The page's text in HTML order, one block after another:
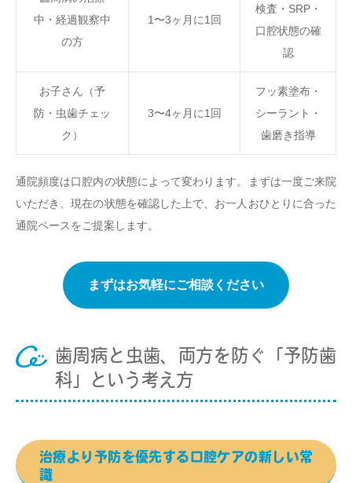
中・経過観察中
の方
1〜3ヶ月に1回
検査・SRP・
口腔状態の確
認
お子さん（予
防・虫歯チェッ
ク）
3〜4ヶ月に1回
フッ素塗布・
シーラント・
歯磨き指導
通院頻度は口腔内の状態によって変わります。まずは一度ご来院
いただき、現在の状態を確認した上で、お一人おひとりに合った
通院ペースをご提案します。
まずはお気軽にご相談ください
歯周病と虫歯、両方を防ぐ「予防歯
科」という考え方
治療より予防を優先する口腔ケアの新しい常
識